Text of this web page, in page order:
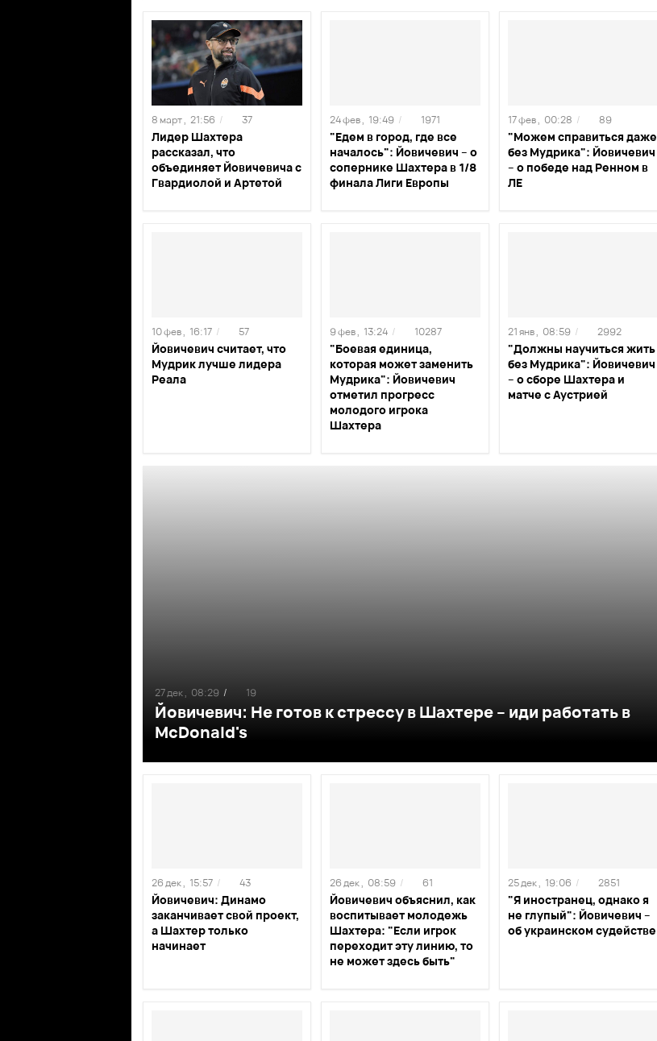
Лидер Шахтера
рассказал, что
объединяет Йовичевича с
Гвардиолой и Артетой
8 март , 21:56 / 37
"Едем в город, где все
началось": Йовичевич – о
сопернике Шахтера в 1/8
финала Лиги Европы
24 фев , 19:49 / 1971
"Можем справиться даже
без Мудрика": Йовичевич
– о победе над Ренном в
ЛЕ
17 фев , 00:28 / 89
Йовичевич считает, что
Мудрик лучше лидера
Реала
10 фев , 16:17 / 57
"Боевая единица,
которая может заменить
Мудрика": Йовичевич
отметил прогресс
молодого игрока
Шахтера
9 фев , 13:24 / 10287
"Должны научиться жить
без Мудрика": Йовичевич
– о сборе Шахтера и
матче с Аустрией
21 янв , 08:59 / 2992
Йовичевич: Не готов к стрессу в Шахтере – иди работать в
McDonald's
27 дек , 08:29 / 19
Йовичевич: Динамо
заканчивает свой проект,
а Шахтер только
начинает
26 дек , 15:57 / 43
Йовичевич объяснил, как
воспитывает молодежь
Шахтера: "Если игрок
переходит эту линию, то
не может здесь быть"
26 дек , 08:59 / 61
"Я иностранец, однако я
не глупый": Йовичевич –
об украинском судействе
25 дек , 19:06 / 2851